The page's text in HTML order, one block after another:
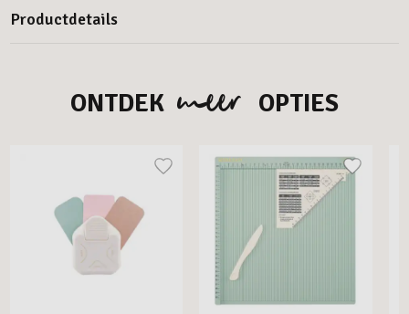
Productdetails
ONTDEK meer OPTIES